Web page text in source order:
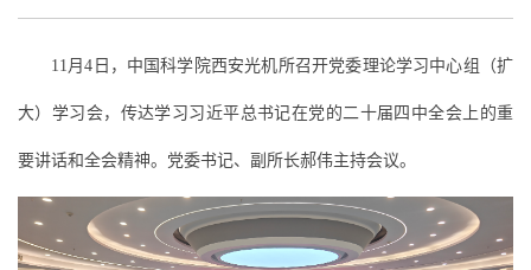
11月4日，中国科学院西安光机所召开党委理论学习中心组（扩
大）学习会，传达学习习近平总书记在党的二十届四中全会上的重
要讲话和全会精神。党委书记、副所长郝伟主持会议。